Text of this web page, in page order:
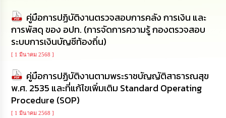
นโยบาย
No
Gift
Policy
ดำเนิน
การ
เพื่อ
ป้องกัน
การ
คู่มือการปฏิบัติงานตรวจสอบการคลัง การเงิน และ
การพัสดุ ของ อปท. (การจัดการความรู้ กองตรวจสอบ
ระบบการเงินบัญชีท้องถิ่น)
[ 1 มีนาคม 2568 ]
คู่มือการปฏิบัติงานตามพระราชบัญญัติสาธารณสุข
พ.ศ. 2535 และที่แก้ไขเพิ่มเติม Standard Operating
Procedure (SOP)
[ 1 มีนาคม 2568 ]